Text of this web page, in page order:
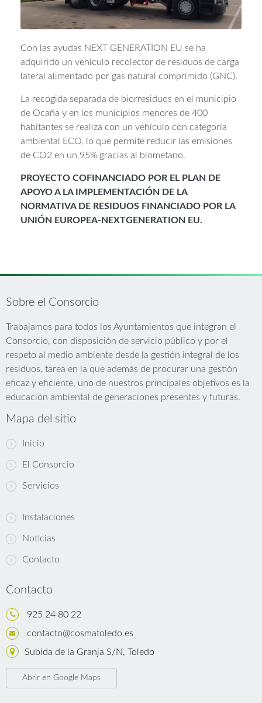
Con las ayudas NEXT GENERATION EU se ha
adquirido un vehículo recolector de residuos de carga
lateral alimentado por gas natural comprimido (GNC).
La recogida separada de biorresiduos en el municipio
de Ocaña y en los municipios menores de 400
habitantes se realiza con un vehículo con categoría
ambiental ECO, lo que permite reducir las emisiones
de CO2 en un 95% gracias al biometano.
PROYECTO COFINANCIADO POR EL PLAN DE
APOYO A LA IMPLEMENTACIÓN DE LA
NORMATIVA DE RESIDUOS FINANCIADO POR LA
UNIÓN EUROPEA-NEXTGENERATION EU.
Sobre el Consorcio
Trabajamos para todos los Ayuntamientos que integran el
Consorcio, con disposición de servicio público y por el
respeto al medio ambiente desde la gestión integral de los
residuos, tarea en la que además de procurar una gestión
eficaz y eficiente, uno de nuestros principales objetivos es la
educación ambiental de generaciones presentes y futuras.
Mapa del sitio
Inicio
El Consorcio
Servicios
Instalaciones
Noticias
Contacto
Contacto
925 24 80 22
contacto@cosmatoledo.es
Subida de la Granja S/N, Toledo
Abrir en Google Maps